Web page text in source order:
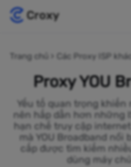
Trang chủ Các Proxy ISP khác
Proxy YOU
Yếu tố quan trọng khiến
nên hấp dẫn hơn những
hạn chế truy cập
mà YOU Broadband
cấp được tìm kiếm
dùng máy